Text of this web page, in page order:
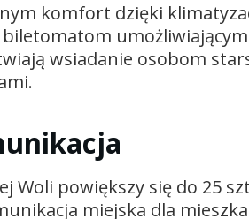
komfort dzięki
wsiadanie osobom
Woli powiększy się do 25
miejska dla